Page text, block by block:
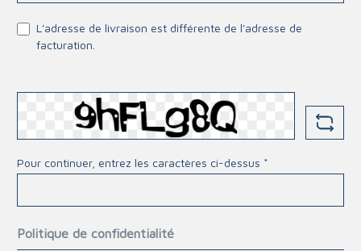
L'adresse de livraison est différente de l'adresse de
facturation.
Pour continuer, entrez les caractères ci-dessus *
Politique de confidentialité